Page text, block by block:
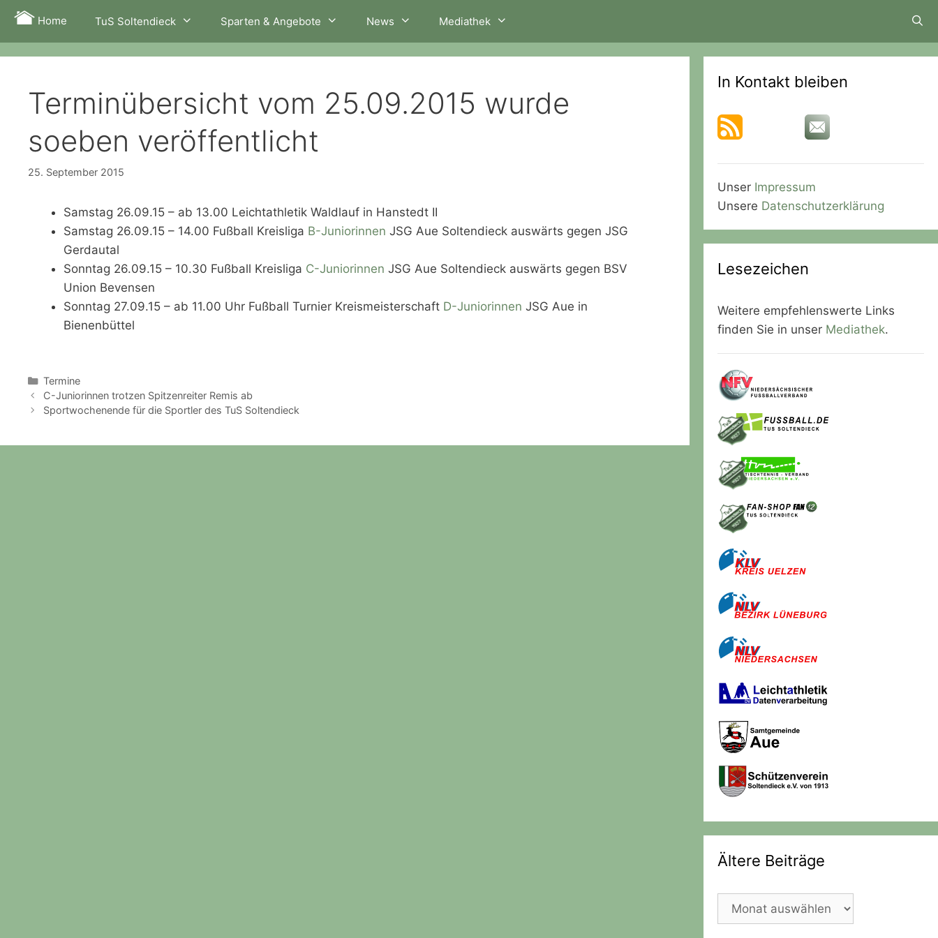
Zum
Inhalt
springen
Home TuS Soltendieck Sparten & Angebote News Mediathek
Terminübersicht vom 25.09.2015 wurde
soeben veröffentlicht
25. September 2015
Samstag 26.09.15 – ab 13.00 Leichtathletik Waldlauf in Hanstedt II
Samstag 26.09.15 – 14.00 Fußball Kreisliga B-Juniorinnen JSG Aue Soltendieck auswärts gegen JSG
Gerdautal
Sonntag 26.09.15 – 10.30 Fußball Kreisliga C-Juniorinnen JSG Aue Soltendieck auswärts gegen BSV
Union Bevensen
Sonntag 27.09.15 – ab 11.00 Uhr Fußball Turnier Kreismeisterschaft D-Juniorinnen JSG Aue in
Bienenbüttel
Kategorien
Termine
C-Juniorinnen trotzen Spitzenreiter Remis ab
Sportwochenende für die Sportler des TuS Soltendieck
In Kontakt bleiben
Unser Impressum
Unsere Datenschutzerklärung
Lesezeichen
Weitere empfehlenswerte Links
finden Sie in unser Mediathek.
Ältere Beiträge
Ältere
Beiträge